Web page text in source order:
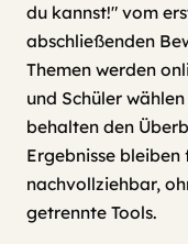
du kannst!" vom
abschließenden
Themen werden
und Schüler
behalten den
Ergebnisse
nachvollziehbar,
getrennte Tools.